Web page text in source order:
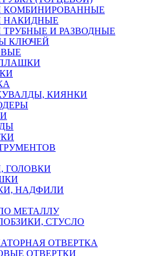
КОМБИНИРОВАННЫЕ
НАКИДНЫЕ
И РАЗВОДНЫЕ
КЛЮЧЕЙ
КИЯНКИ
ГОЛОВКИ
НАДФИЛИ
МЕТАЛЛУ
СТУСЛО
ОТВЕРТКА
ОТВЕРТКИ